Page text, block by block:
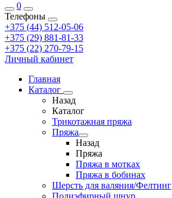
0
Телефоны
+375 (44) 512-05-06
+375 (29) 881-81-33
+375 (22) 270-79-15
Личный кабинет
Главная
Каталог
Назад
Каталог
Трикотажная пряжа
Пряжа
Назад
Пряжа
Пряжа в мотках
Пряжа в бобинах
Шерсть для валяния/Фелтинг
Полиэфирный шнур